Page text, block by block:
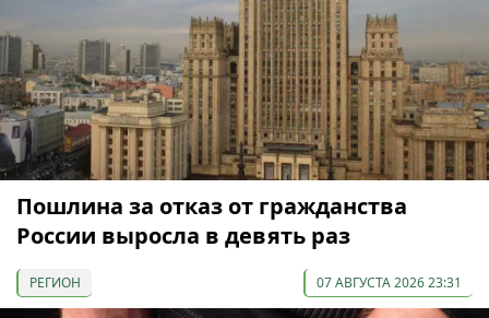
Пошлина за отказ от гражданства
России выросла в девять раз
РЕГИОН 07 АВГУСТА 2026 23:31